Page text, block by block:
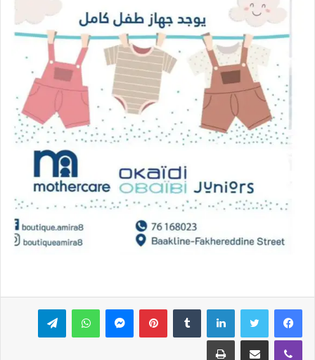
فيسبوك تويتر لينكدإن بينتيريستماسنجر واتساب تيلقرام
ڤايبر مشاركة عبر البريد طباعة